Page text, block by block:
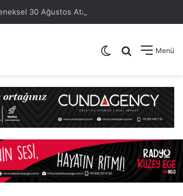
Menü
Arama yap
Dış görünümü